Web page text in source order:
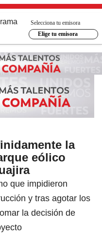
Selecciona tu emisora
Elige tu emisora
la
eólico
que impidieron
y tras agotar los
la decisión de